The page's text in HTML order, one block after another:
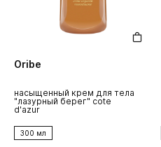
Oribe
насыщенный крем для тела
"лазурный берег" cote
d'azur
300 мл